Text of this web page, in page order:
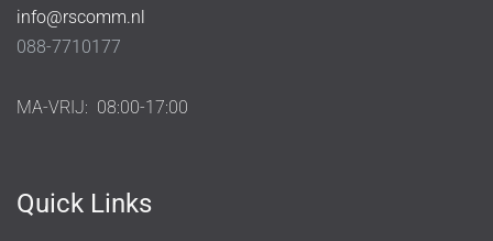
info@rscomm.nl
088-7710177
MA-VRIJ: 08:00-17:00
Quick Links